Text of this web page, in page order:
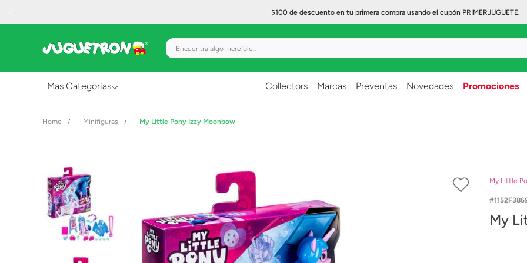
$100 de descuento en tu primera compra usando el cupón PRIMERJUGUETE.
Encuentra algo increíble...
Mas Categorías
Creatividad y Arte
Figuras de Acción
Gadgets y Electrónicos
Collectors Marcas Preventas Novedades Promociones
Minifiguras My Little Pony Izzy Moonbow
My Little
My